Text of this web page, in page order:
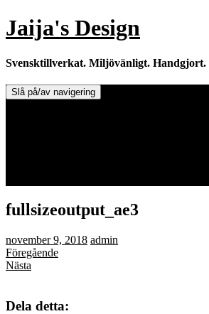
Hoppa
till
Jaija's Design
Svensktillverkat. Miljövänligt. Handgjort.
Slå på/av navigering
fullsizeoutput_ae3
november 9, 2018 admin
Föregående
Nästa
Dela detta: